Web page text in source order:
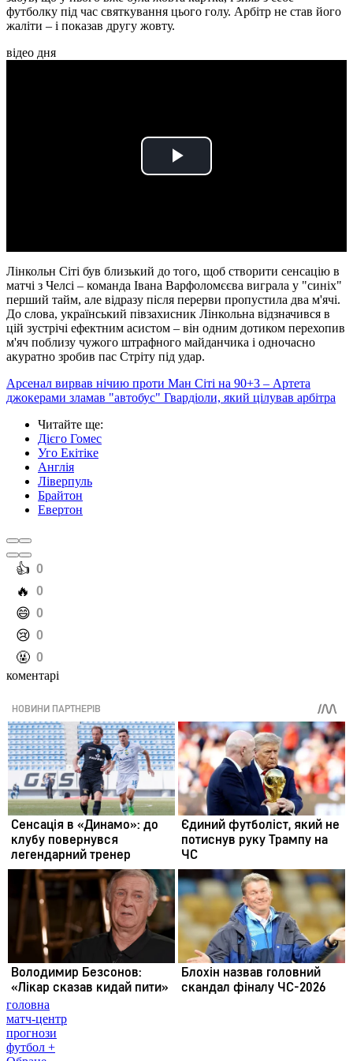
футболку під час святкування цього голу. Арбітр не став його
жаліти – і показав другу жовту.
відео дня
Play
Лінкольн Сіті був близький до того, щоб створити сенсацію в
матчі з Челсі – команда Івана Варфоломєєва виграла у "синіх"
перший тайм, але відразу після перерви пропустила два м'ячі.
До слова, український півзахисник Лінкольна відзначився в
цій зустрічі ефектним асистом – він одним дотиком перехопив
м'яч поблизу чужого штрафного майданчика і одночасно
акуратно зробив пас Стріту під удар.
Арсенал вирвав нічию проти Ман Сіті на 90+3 – Артета
джокерами зламав "автобус" Гвардіоли, який цілував арбітра
Читайте ще:
Дієго Гомес
Уго Екітіке
Англія
Ліверпуль
Брайтон
Евертон
️👍 0
️🔥 0
️😄 0
️😢 0
️🤬 0
коментарі
головна
матч-центр
прогнози
футбол +